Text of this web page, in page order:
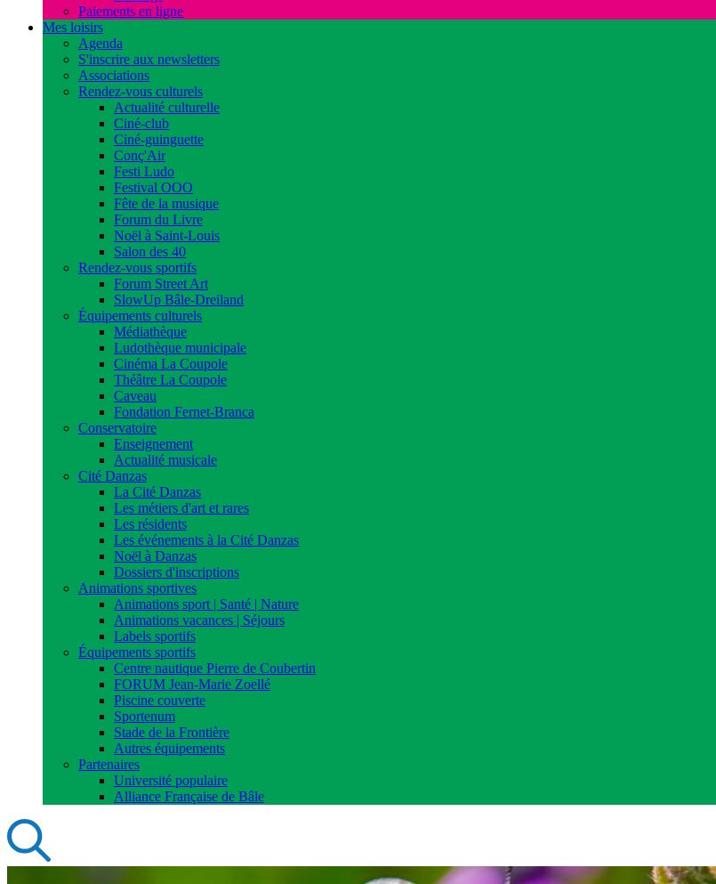
Paiements en ligne
Mes loisirs
Agenda
S'inscrire aux newsletters
Associations
Rendez-vous culturels
Actualité culturelle
Ciné-club
Ciné-guinguette
Conç'Air
Festi Ludo
Festival OOO
Fête de la musique
Forum du Livre
Noël à Saint-Louis
Salon des 40
Rendez-vous sportifs
Forum Street Art
SlowUp Bâle-Dreiland
Équipements culturels
Médiathèque
Ludothèque municipale
Cinéma La Coupole
Théâtre La Coupole
Caveau
Fondation Fernet-Branca
Conservatoire
Enseignement
Actualité musicale
Cité Danzas
La Cité Danzas
Les métiers d'art et rares
Les résidents
Les événements à la Cité Danzas
Noël à Danzas
Dossiers d'inscriptions
Animations sportives
Animations sport | Santé | Nature
Animations vacances | Séjours
Labels sportifs
Équipements sportifs
Centre nautique Pierre de Coubertin
FORUM Jean-Marie Zoellé
Piscine couverte
Sportenum
Stade de la Frontière
Autres équipements
Partenaires
Université populaire
Alliance Française de Bâle